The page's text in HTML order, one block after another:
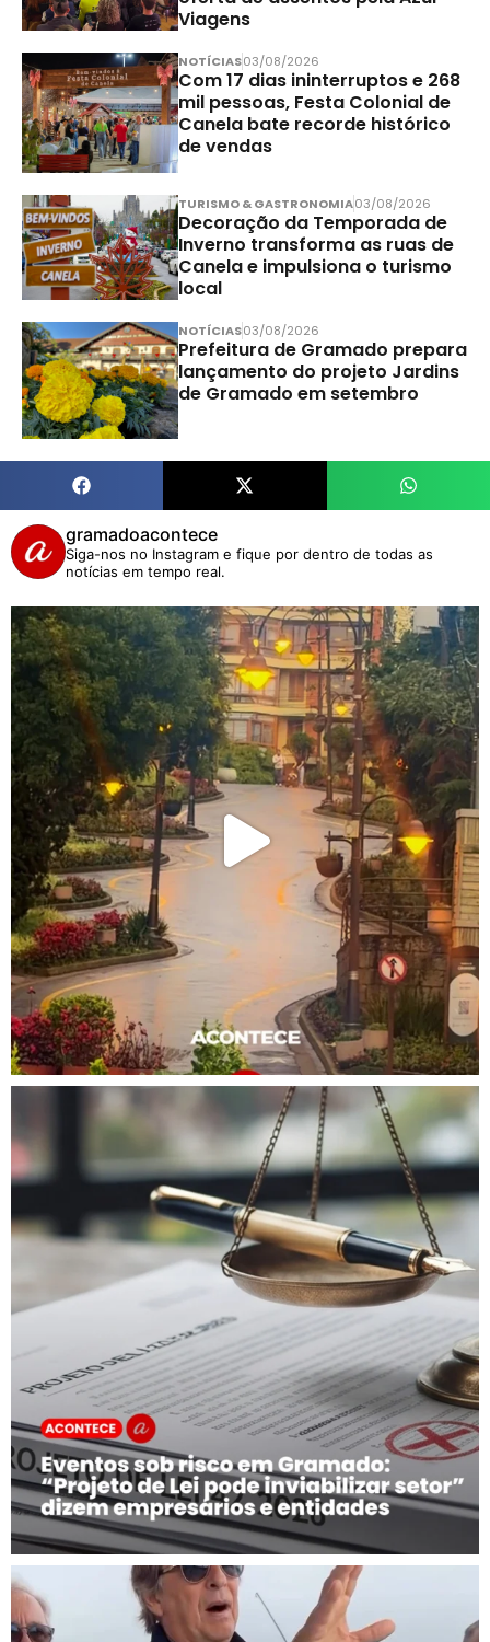
Viagens
NOTÍCIAS03/08/2026
Com 17 dias ininterruptos e 268
mil pessoas, Festa Colonial de
Canela bate recorde histórico
de vendas
TURISMO & GASTRONOMIA03/08/2026
Decoração da Temporada de
Inverno transforma as ruas de
Canela e impulsiona o turismo
local
NOTÍCIAS03/08/2026
Prefeitura de Gramado prepara
lançamento do projeto Jardins
de Gramado em setembro
gramadoacontece
Siga-nos no Instagram e fique por dentro de todas as
notícias em tempo real.